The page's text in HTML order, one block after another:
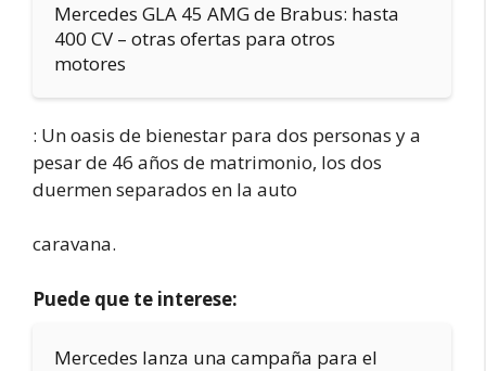
Mercedes GLA 45 AMG de Brabus: hasta
400 CV – otras ofertas para otros
motores
: Un oasis de bienestar para dos personas y a
pesar de 46 años de matrimonio, los dos
duermen separados en la auto
caravana.
Puede que te interese:
Mercedes lanza una campaña para el